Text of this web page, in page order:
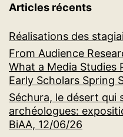
Articles récents
Réalisations des
From Audience
What a Media Studies
Early Scholars Spring
Séchura, le désert qui
archéologues:
BiAA, 12/06/26